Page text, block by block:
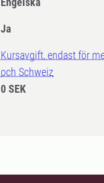
Ja
Kursavgift, endast för
och Schweiz
0 SEK